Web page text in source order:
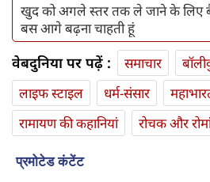
खुद को अगले स्तर तक ले जाने के लिए
बस आगे बढ़ना चाहती हूं
वेबदुनिया पर पढ़ें : समाचार
लाइफ स्‍टाइल
धर्म-संसार
रामायण की कहानियां
रोचक और